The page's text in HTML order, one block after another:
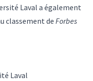
Laval a également
classement de Forbes
Laval